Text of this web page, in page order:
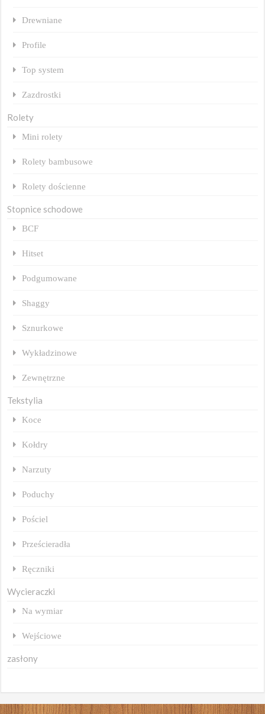
Drewniane
Profile
Top system
Zazdrostki
Rolety
Mini rolety
Rolety bambusowe
Rolety dościenne
Stopnice schodowe
BCF
Hitset
Podgumowane
Shaggy
Sznurkowe
Wykładzinowe
Zewnętrzne
Tekstylia
Koce
Kołdry
Narzuty
Poduchy
Pościel
Prześcieradła
Ręczniki
Wycieraczki
Na wymiar
Wejściowe
zasłony